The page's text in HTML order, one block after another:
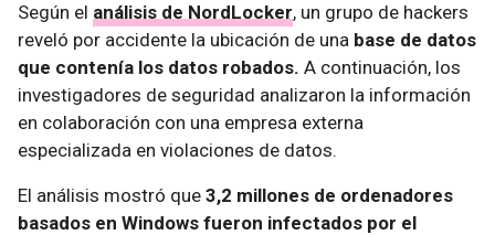
Según el análisis de NordLocker, un grupo de hackers
reveló por accidente la ubicación de una base de datos
que contenía los datos robados. A continuación, los
investigadores de seguridad analizaron la información
en colaboración con una empresa externa
especializada en violaciones de datos.
El análisis mostró que 3,2 millones de ordenadores
basados en Windows fueron infectados por el